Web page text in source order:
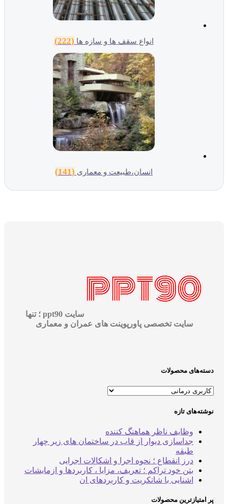
انواع سقف ها و سازه ها (222)
انسان،طبیعت و معماری(141)
سایت ppt90 ؛ تنها
سایت تخصصی پاورپوینت های عمران و معماری
محصولات
تازه
وظایف ناظر هماهنگ کننده
جداسازی دیوار از قاب در ساختمان های زیر چهار
طبقه
درز انقطاع ؛ نحوه اجرا و اشکالات اجرایی
بتن خود تراکم ؛ تعریف، مزایا ، کاربردها و ازمایشات
اشنایی با شاتکریت و کاربردهای ان
امتیازترین محصولات